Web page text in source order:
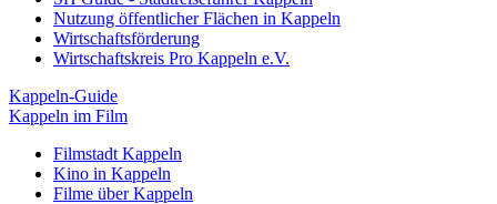
Nutzung öffentlicher Flächen in Kappeln
Wirtschaftsförderung
Wirtschaftskreis Pro Kappeln e.V.
Kappeln-Guide
Kappeln im Film
Filmstadt Kappeln
Kino in Kappeln
Filme über Kappeln